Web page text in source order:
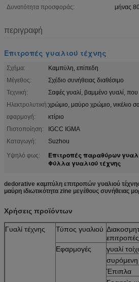
Δυνατότητα προσφοράς:
μήνας
περιγραφή
Επιτροπές γυαλιού τέχνης
Σχήμα:
Καμπύλη, επίπεδη
Μέγεθος:
Σχέδιο συνήθειας διαθέσιμο
Τεχνική:
Σαφές γυαλί, βαμμένο γυαλί, που
Ηλεκτρολυτική:χρώμιο, μαύρο χρώμιο, νικέλιο
εφαρμογή:
κτίριο
Πιστοποίηση:
IGCC IGMA
Καταγωγή:
Suzhou
Υψηλό φως:
Επιτροπές παραθύρων
Φύλλα γυαλιού τέχνης
dedorative καμπύλη επιτροπών γυαλιού
μαύρη ιδιωτικότητα zine μεγέθους συνήθειας
Χρήσεις προϊόντων
Γυαλί τέχνης Τύπος γυαλιού
Εφαρμογές
γυαλί
Έπιπλα